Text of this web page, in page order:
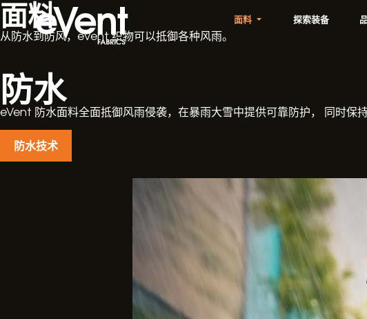
面料 探索装备
面料
从防水到防风，eVent 织物可以抵御各种风雨。
防水
eVent 防水面料全面抵御风雨侵袭，在暴雨大雪中提供可靠防护， 同时保
防水技术